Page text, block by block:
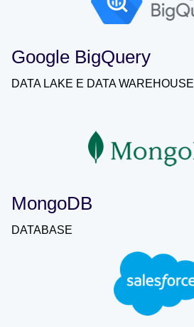
Google BigQuery
DATA LAKE E DATA WAREHOUSE
MongoDB
DATABASE